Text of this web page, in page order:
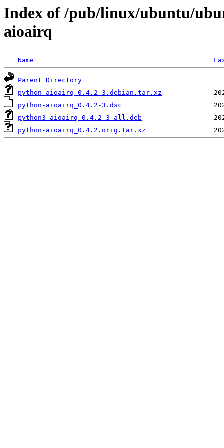
Index of /pub/linux/ubuntu/
aioairq
Name
Parent Directory
python-aioairq_0.4.2-3.debian.tar.xz
python-aioairq_0.4.2-3.dsc
python3-aioairq_0.4.2-3_all.deb
python-aioairq_0.4.2.orig.tar.xz